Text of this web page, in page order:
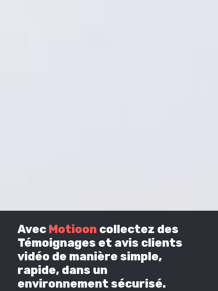
Avec Motioon collectez des
Témoignages et avis clients
vidéo de manière simple,
rapide, dans un
environnement sécurisé.